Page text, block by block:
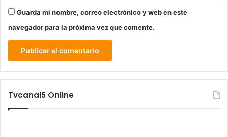
Guarda mi nombre, correo electrónico y web en este
navegador para la próxima vez que comente.
Tvcanal5 Online